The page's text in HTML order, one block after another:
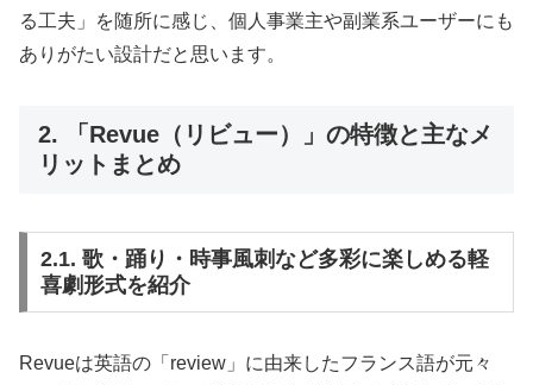
る工夫」を随所に感じ、個人事業主や副業系ユーザーにも
ありがたい設計だと思います。
2. 「Revue（リビュー）」の特徴と主なメ
リットまとめ
2.1. 歌・踊り・時事風刺など多彩に楽しめる軽
喜劇形式を紹介
Revueは英語の「review」に由来したフランス語が元々